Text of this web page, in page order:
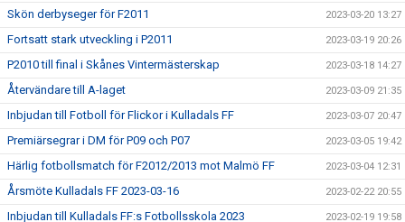
Skön derbyseger för F2011 2023-03-20 13:27
Fortsatt stark utveckling i P2011 2023-03-19 20:26
P2010 till final i Skånes Vintermästerskap 2023-03-18 14:27
Återvändare till A-laget 2023-03-09 21:35
Inbjudan till Fotboll för Flickor i Kulladals FF 2023-03-07 20:47
Premiärsegrar i DM för P09 och P07 2023-03-05 19:42
Härlig fotbollsmatch för F2012/2013 mot Malmö FF 2023-03-04 12:31
Årsmöte Kulladals FF 2023-03-16 2023-02-22 20:55
Inbjudan till Kulladals FF:s Fotbollsskola 2023 2023-02-19 19:58